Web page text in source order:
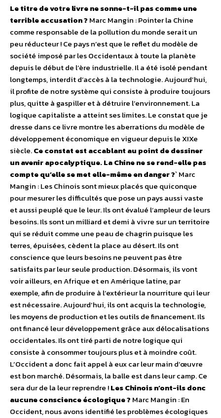
Le titre de votre livre ne sonne-t-il pas comme une
terrible accusation ? Marc Mangin : Pointer la Chine
comme responsable de la pollution du monde serait un
peu réducteur ! Ce pays n’est que le reflet du modèle de
société imposé par les Occidentaux à toute la planète
depuis le début de l’ère industrielle. Il a été isolé pendant
longtemps, interdit d’accès à la technologie. Aujourd’hui,
il profite de notre système qui consiste à produire toujours
plus, quitte à gaspiller et à détruire l’environnement. La
logique capitaliste a atteint ses limites. Le constat que je
dresse dans ce livre montre les aberrations du modèle de
développement économique en vigueur depuis le XIXe
siècle.Ce constat est accablant au point de dessiner
un avenir apocalyptique. La Chine ne se rend-elle pas
compte qu’elle se met elle-même en danger ?` Marc
Mangin : Les Chinois sont mieux placés que quiconque
pour mesurer les difficultés que pose un pays aussi vaste
et aussi peuplé que le leur. Ils ont évalué l’ampleur de leurs
besoins. Ils sont un milliard et demi à vivre sur un territoire
qui se réduit comme une peau de chagrin puisque les
terres, épuisées, cèdent la place au désert. Ils ont
conscience que leurs besoins ne peuvent pas être
satisfaits par leur seule production. Désormais, ils vont
voir ailleurs, en Afrique et en Amérique latine, par
exemple, afin de produire à l’extérieur la nourriture qui leur
est nécessaire. Aujourd’hui, ils ont acquis la technologie,
les moyens de production et les outils de financement. Ils
ont financé leur développement grâce aux délocalisations
occidentales. Ils ont tiré parti de notre logique qui
consiste à consommer toujours plus et à moindre coût.
L’Occident a donc fait appel à eux car leur main d’œuvre
est bon marché. Désormais, la balle est dans leur camp. Ce
sera dur de la leur reprendre !Les Chinois n’ont-ils donc
aucune conscience écologique ? Marc Mangin : En
Occident, nous avons identifié les problèmes écologiques